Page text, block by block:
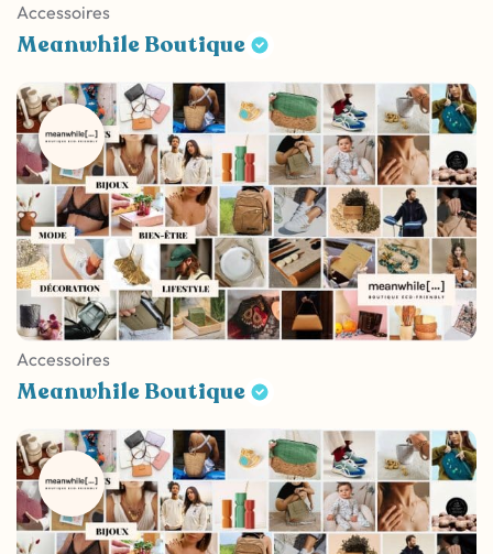
Accessoires
Meanwhile Boutique
Accessoires
Meanwhile Boutique